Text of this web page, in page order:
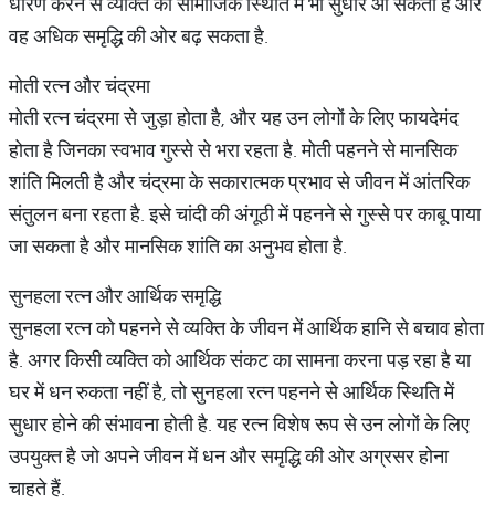
वह अधिक समृद्धि की ओर बढ़ सकता है.
मोती रत्न और चंद्रमा
मोती रत्न चंद्रमा से जुड़ा होता है, और यह उन लोगों के लिए फायदेमंद
होता है जिनका स्वभाव गुस्से से भरा रहता है. मोती पहनने से मानसिक
शांति मिलती है और चंद्रमा के सकारात्मक प्रभाव से जीवन में आंतरिक
संतुलन बना रहता है. इसे चांदी की अंगूठी में पहनने से गुस्से पर काबू पाया
जा सकता है और मानसिक शांति का अनुभव होता है.
सुनहला रत्न और आर्थिक समृद्धि
सुनहला रत्न को पहनने से व्यक्ति के जीवन में आर्थिक हानि से बचाव होता
है. अगर किसी व्यक्ति को आर्थिक संकट का सामना करना पड़ रहा है या
घर में धन रुकता नहीं है, तो सुनहला रत्न पहनने से आर्थिक स्थिति में
सुधार होने की संभावना होती है. यह रत्न विशेष रूप से उन लोगों के लिए
उपयुक्त है जो अपने जीवन में धन और समृद्धि की ओर अग्रसर होना
चाहते हैं.